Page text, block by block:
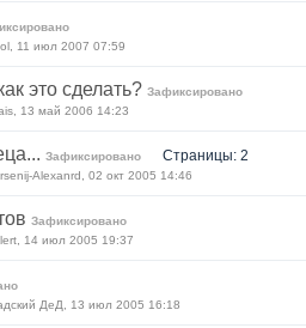
11 июл 2007 07:59
это сделать? Зафиксировано
13 май 2006 14:23
Зафиксировано Страницы: 2
Alexanrd, 02 окт 2005 14:46
Зафиксировано
14 июл 2005 19:37
ДеД, 13 июл 2005 16:18